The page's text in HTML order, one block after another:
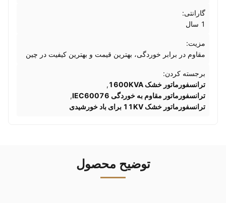
گارانتی:
1 سال
مزیت:
مقاوم در برابر خوردگی، بهترین قیمت و بهترین کیفیت در چین
برجسته کردن:
ترانسفورماتور خشک 1600KVA
,
ترانسفورماتور مقاوم به خوردگی IEC60076
,
ترانسفورماتور خشک 11KV برای باد خورشیدی
توضیح محصول